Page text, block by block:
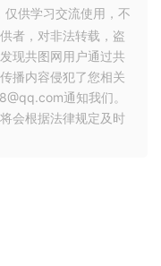
供学习交流使用，不
者，对非法转载，盗
现共图网用户通过共
播内容侵犯了您相关
通知我们。
会根据法律规定及时